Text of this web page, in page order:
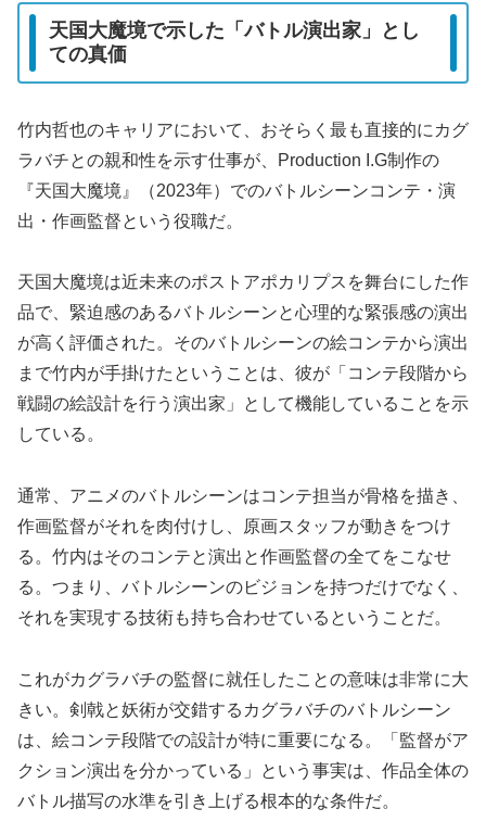
天国大魔境で示した「バトル演出家」とし
ての真価
竹内哲也のキャリアにおいて、おそらく最も直接的にカグ
ラバチとの親和性を示す仕事が、Production I.G制作の
『天国大魔境』（2023年）でのバトルシーンコンテ・演
出・作画監督という役職だ。
天国大魔境は近未来のポストアポカリプスを舞台にした作
品で、緊迫感のあるバトルシーンと心理的な緊張感の演出
が高く評価された。そのバトルシーンの絵コンテから演出
まで竹内が手掛けたということは、彼が「コンテ段階から
戦闘の絵設計を行う演出家」として機能していることを示
している。
通常、アニメのバトルシーンはコンテ担当が骨格を描き、
作画監督がそれを肉付けし、原画スタッフが動きをつけ
る。竹内はそのコンテと演出と作画監督の全てをこなせ
る。つまり、バトルシーンのビジョンを持つだけでなく、
それを実現する技術も持ち合わせているということだ。
これがカグラバチの監督に就任したことの意味は非常に大
きい。剣戟と妖術が交錯するカグラバチのバトルシーン
は、絵コンテ段階での設計が特に重要になる。「監督がア
クション演出を分かっている」という事実は、作品全体の
バトル描写の水準を引き上げる根本的な条件だ。